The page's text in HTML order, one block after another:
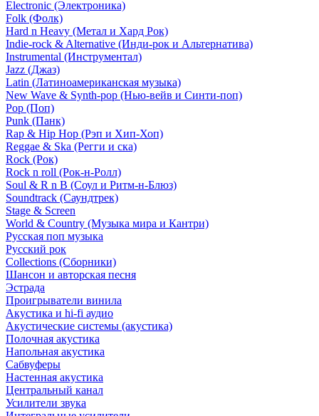
Electronic (Электроника)
Folk (Фолк)
Hard n Heavy (Метал и Хард Рок)
Indie-rock & Alternative (Инди-рок и Альтернатива)
Instrumental (Инструментал)
Jazz (Джаз)
Latin (Латиноамериканская музыка)
New Wave & Synth-pop (Нью-вейв и Синти-поп)
Pop (Поп)
Punk (Панк)
Rap & Hip Hop (Рэп и Хип-Хоп)
Reggae & Ska (Регги и ска)
Rock (Рок)
Rock n roll (Рок-н-Ролл)
Soul & R n B (Соул и Ритм-н-Блюз)
Soundtrack (Саундтрек)
Stage & Screen
World & Country (Музыка мира и Кантри)
Русская поп музыка
Русский рок
Сollections (Сборники)
Шансон и авторская песня
Эстрада
Проигрыватели винила
Акустика и hi-fi аудио
Акустические системы (акустика)
Полочная акустика
Напольная акустика
Сабвуферы
Настенная акустика
Центральный канал
Усилители звука